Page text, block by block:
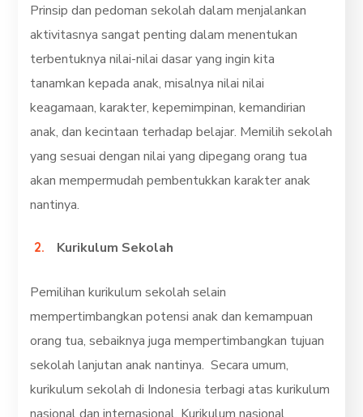
Prinsip dan pedoman sekolah dalam menjalankan
aktivitasnya sangat penting dalam menentukan
terbentuknya nilai-nilai dasar yang ingin kita
tanamkan kepada anak, misalnya nilai nilai
keagamaan, karakter, kepemimpinan, kemandirian
anak, dan kecintaan terhadap belajar. Memilih sekolah
yang sesuai dengan nilai yang dipegang orang tua
akan mempermudah pembentukkan karakter anak
nantinya.
Kurikulum Sekolah
Pemilihan kurikulum sekolah selain
mempertimbangkan potensi anak dan kemampuan
orang tua, sebaiknya juga mempertimbangkan tujuan
sekolah lanjutan anak nantinya. Secara umum,
kurikulum sekolah di Indonesia terbagi atas kurikulum